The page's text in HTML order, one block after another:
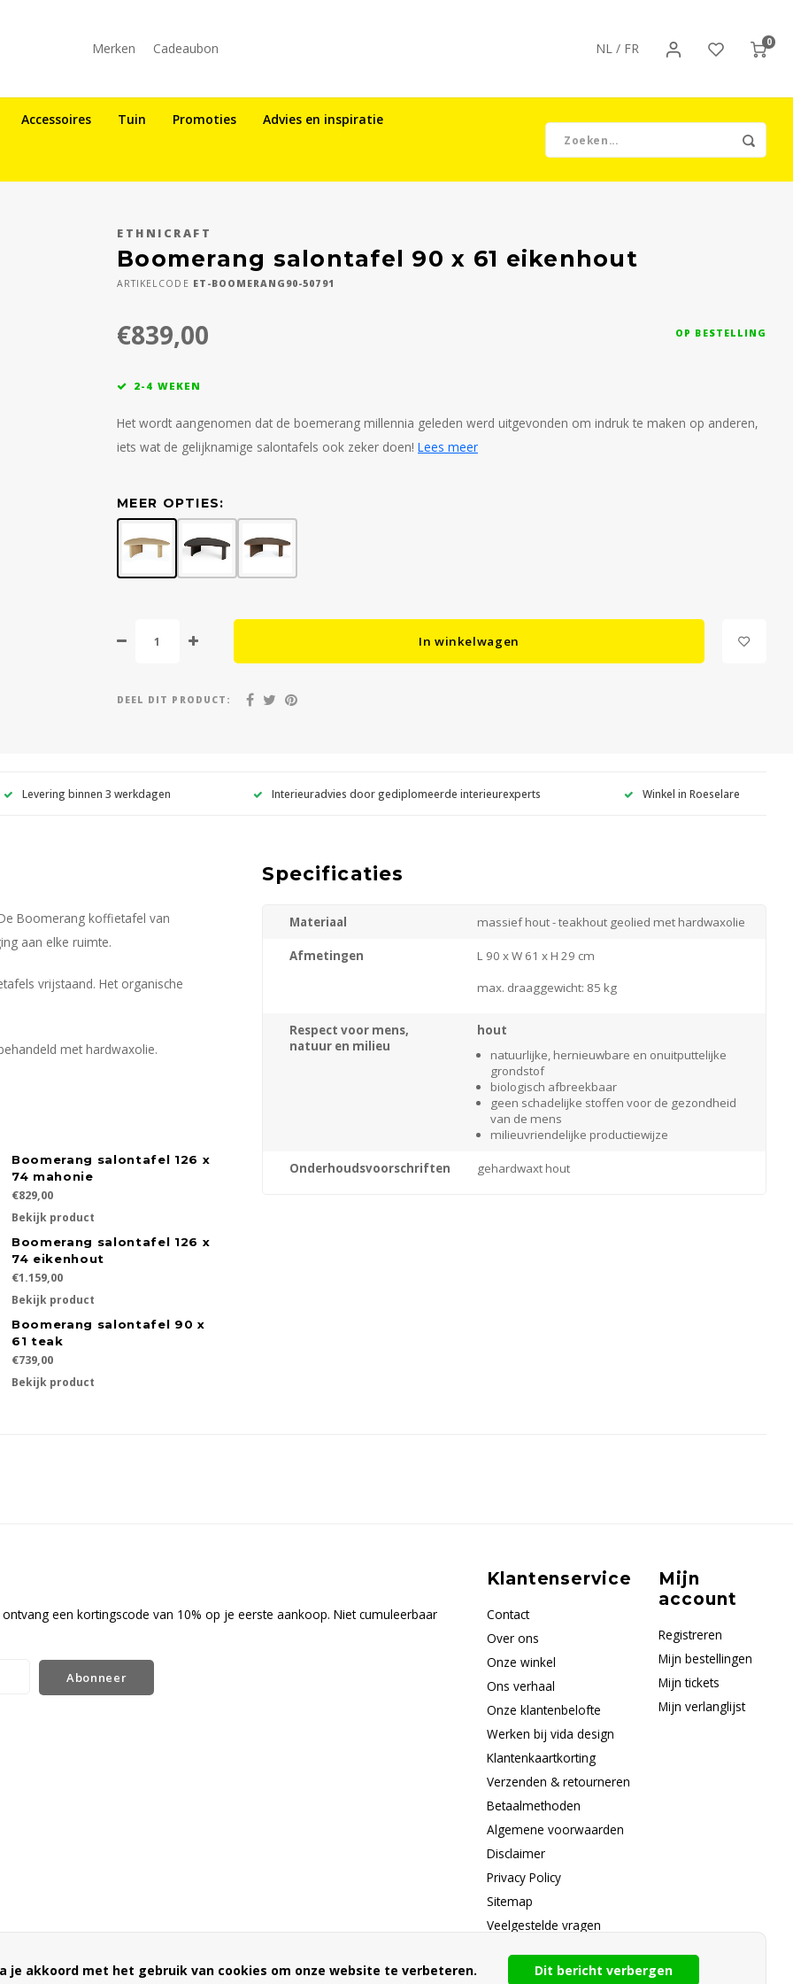
Merken Cadeaubon NL / FR 0
Accessoires Tuin Promoties Advies en inspiratie
ETHNICRAFT
Boomerang salontafel 90 x 61 eikenhout
ARTIKELCODE ET-BOOMERANG90-50791
€839,00 OP BESTELLING
2-4 WEKEN
Het wordt aangenomen dat de boemerang millennia geleden werd uitgevonden om indruk te maken op anderen,
iets wat de gelijknamige salontafels ook zeker doen! Lees meer
MEER OPTIES:
In winkelwagen
DEEL DIT PRODUCT:
Levering binnen 3 werkdagen Interieuradvies door gediplomeerde interieurexperts Winkel in Roeselare
Boomerang koffietafel van
aan elke ruimte.
vrijstaand. Het organische
met hardwaxolie.
Boomerang salontafel 126 x
74 mahonie
€829,00
Bekijk product
Boomerang salontafel 126 x
74 eikenhout
€1.159,00
Bekijk product
Boomerang salontafel 90 x
61 teak
€739,00
Bekijk product
Specificaties
Materiaal massief hout - teakhout geolied met hardwaxolie
Afmetingen
L 90 x W 61 x H 29 cm
max. draaggewicht: 85 kg
Respect voor mens,
natuur en milieu
hout
natuurlijke, hernieuwbare en onuitputtelijke
grondstof
biologisch afbreekbaar
geen schadelijke stoffen voor de gezondheid
van de mens
milieuvriendelijke productiewijze
Onderhoudsvoorschriften gehardwaxt hout
een kortingscode van 10% op je eerste aankoop. Niet cumuleerbaar
Abonneer
Klantenservice
Contact
Over ons
Onze winkel
Ons verhaal
Onze klantenbelofte
Werken bij vida design
Klantenkaartkorting
Verzenden & retourneren
Betaalmethoden
Algemene voorwaarden
Disclaimer
Privacy Policy
Sitemap
Veelgestelde vragen
Mijn
account
Registreren
Mijn bestellingen
Mijn tickets
Mijn verlanglijst
je akkoord met het gebruik van cookies om onze website te verbeteren. Dit bericht verbergen